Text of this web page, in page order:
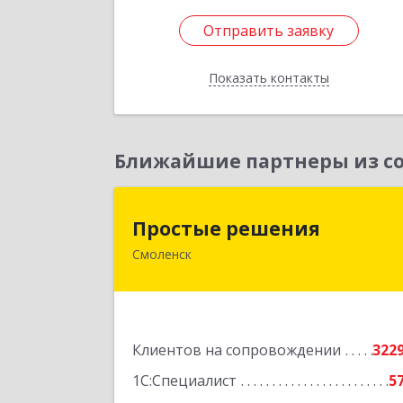
Отправить заявку
Показать контакты
Отправить заявку
Назад
Ближайшие партнеры из
Простые решения
Смоленск
Клиентов на сопровождении
1С:Специалист
214015, Смоленская обл, Смоленск г,